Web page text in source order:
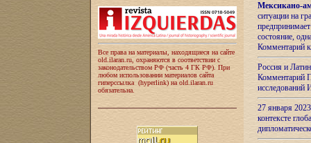
Все права на материалы, находящиеся на сайте
old.ilaran.ru, охраняются в соответствии с
законодательством РФ (часть 4 ГК РФ). При
любом использовании материалов сайта
гиперссылка (hyperlink) на old.ilaran.ru
обязательна.
Мексикано-
ситуации на
состояние,
Комментарий
Россия и
Комментарий
27 января
контексте